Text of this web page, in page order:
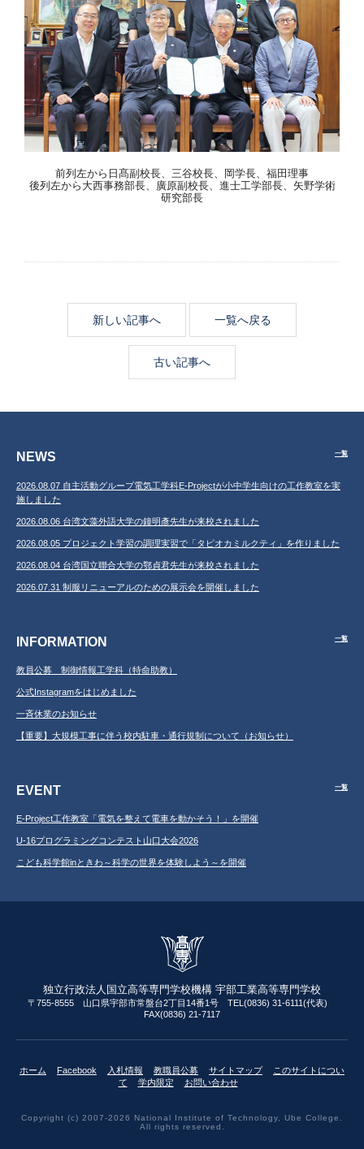
前列左から日髙副校長、三谷校長、岡学長、福田理事
後列左から大西事務部長、廣原副校長、進士工学部長、矢野学術
研究部長
新しい記事へ 一覧へ戻る
古い記事へ
NEWS 一覧
2026.08.07 自主活動グループ電気工学科E-Projectが小中学生向けの工作教室を実
施しました
2026.08.06 台湾文藻外語大学の鐘明彥先生が来校されました
2026.08.05 プロジェクト学習の調理実習で「タピオカミルクティ」を作りました
2026.08.04 台湾国立聯合大学の鄂貞君先生が来校されました
2026.07.31 制服リニューアルのための展示会を開催しました
INFORMATION 一覧
教員公募 制御情報工学科（特命助教）
公式Instagramをはじめました
一斉休業のお知らせ
【重要】大規模工事に伴う校内駐車・通行規制について（お知らせ）
EVENT 一覧
E-Project工作教室「電気を整えて電車を動かそう！」を開催
U-16プログラミングコンテスト山口大会2026
こども科学館inときわ～科学の世界を体験しよう～を開催
独立行政法人国立高等専門学校機構 宇部工業高等専門学校
〒755-8555 山口県宇部市常盤台2丁目14番1号 TEL(0836) 31-6111(代表)
FAX(0836) 21-7117
ホーム Facebook 入札情報 教職員公募 サイトマップ
このサイトについ
て
学内限定 お問い合わせ
Copyright (c) 2007-2026 National Institute of Technology, Ube College.
All rights reserved.